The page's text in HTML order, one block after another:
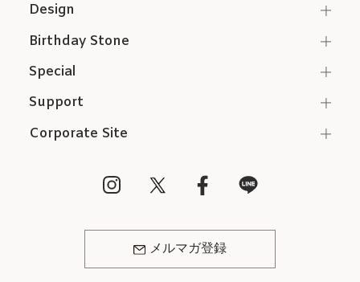
Support
Corporate Site
メルマガ登録
Design
Birthday Stone
Special